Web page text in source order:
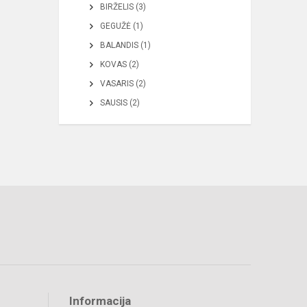
BIRŽELIS (3)
GEGUŽĖ (1)
BALANDIS (1)
KOVAS (2)
VASARIS (2)
SAUSIS (2)
Informacija